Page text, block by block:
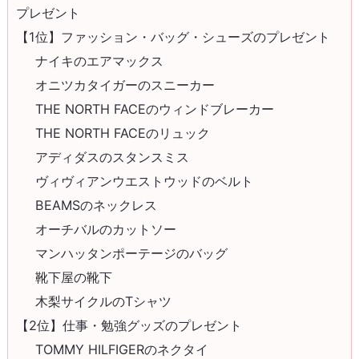
プレゼント
【1位】ファッション・バッグ・シューズのプレゼント
ナイキのエアマックス
オニツカタイガーのスニーカー
THE NORTH FACEのウィンドブレーカー
THE NORTH FACEのリュック
アディダスのスタンスミス
ヴィヴィアンウエストウッドのベルト
BEAMSのネックレス
オーチバルのカットソー
マンハッタンポーテージのバッグ
靴下屋の靴下
木梨サイクルのTシャツ
【2位】仕事・勉強グッズのプレゼント
TOMMY HILFIGERのネクタイ